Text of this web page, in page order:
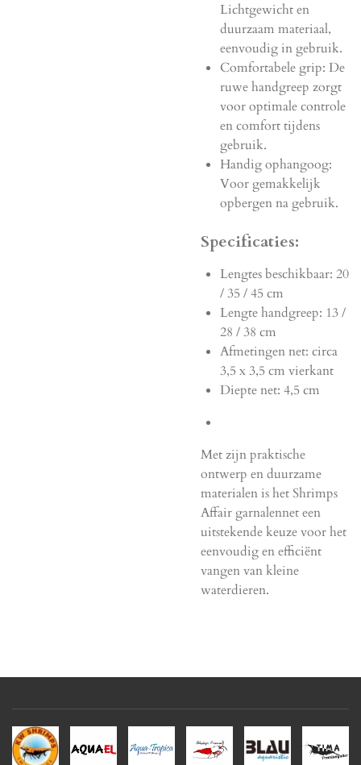
Lichtgewicht en
duurzaam materiaal,
eenvoudig in gebruik.
Comfortabele grip: De
ruwe handgreep zorgt
voor optimale controle
en comfort tijdens
gebruik.
Handig ophangoog:
Voor gemakkelijk
opbergen na gebruik.
Specificaties:
Lengtes beschikbaar: 20
/ 35 / 45 cm
Lengte handgreep: 13 /
28 / 38 cm
Afmetingen net: circa
3,5 x 3,5 cm vierkant
Diepte net: 4,5 cm
Met zijn praktische
ontwerp en duurzame
materialen is het Shrimps
Affair garnalennet een
uitstekende keuze voor het
eenvoudig en efficiënt
vangen van kleine
waterdieren.